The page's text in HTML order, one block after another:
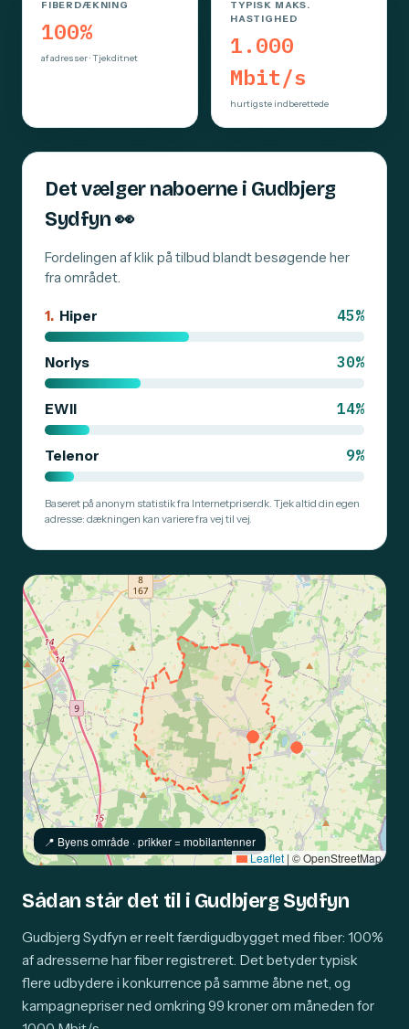
FIBERDÆKNING
100%
af adresser · Tjekditnet
TYPISK MAKS.
HASTIGHED
1.000
Mbit/s
hurtigste indberettede
Det vælger naboerne i Gudbjerg
Sydfyn👀
Fordelingen af klik på tilbud blandt besøgende her
fra området.
1. Hiper 45%
Norlys 30%
EWII 14%
Telenor 9%
Baseret på anonym statistik fra Internetpriser.dk. Tjek altid din egen
adresse: dækningen kan variere fra vej til vej.
📍️ Byens område · prikker = mobilantenner
Leaflet | © OpenStreetMap
Sådan står det til i Gudbjerg Sydfyn
Gudbjerg Sydfyn er reelt færdigudbygget med fiber: 100%
af adresserne har fiber registreret. Det betyder typisk
flere udbydere i konkurrence på samme åbne net, og
kampagnepriser ned omkring 99 kroner om måneden for